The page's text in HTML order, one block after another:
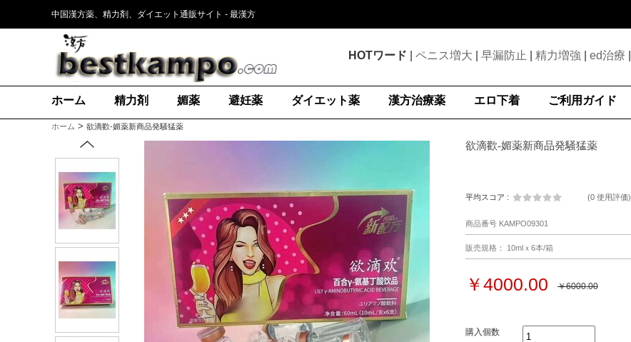
中国漢方薬、精力剤、ダイエット通販サイト - 最漢方
HOTワード ペニス増大 早漏防止 精力増強 ed治療
ホーム 精力剤 媚薬 避妊薬 ダイエット薬 漢方治療薬 エロ下着 ご利用ガイド
ホーム > 欲滴歡-媚薬新商品発騒猛薬
欲滴歡-媚薬新商品発騒猛薬
平均スコア : (0 使用評価)
商品番号 KAMPO09301
販売規格： 10mlｘ6本/箱
￥4000.00 ￥6000.00
購入個数